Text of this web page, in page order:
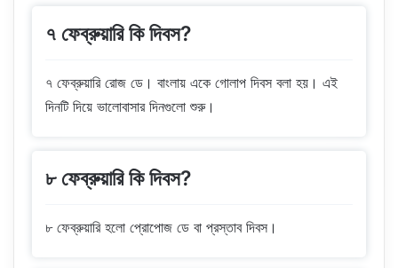
৭ ফেব্রুয়ারি কি দিবস?
৭ ফেব্রুয়ারি রোজ ডে। বাংলায় একে গোলাপ দিবস বলা হয়। এই
দিনটি দিয়ে ভালোবাসার দিনগুলো শুরু।
৮ ফেব্রুয়ারি কি দিবস?
৮ ফেব্রুয়ারি হলো প্রোপোজ ডে বা প্রস্তাব দিবস।